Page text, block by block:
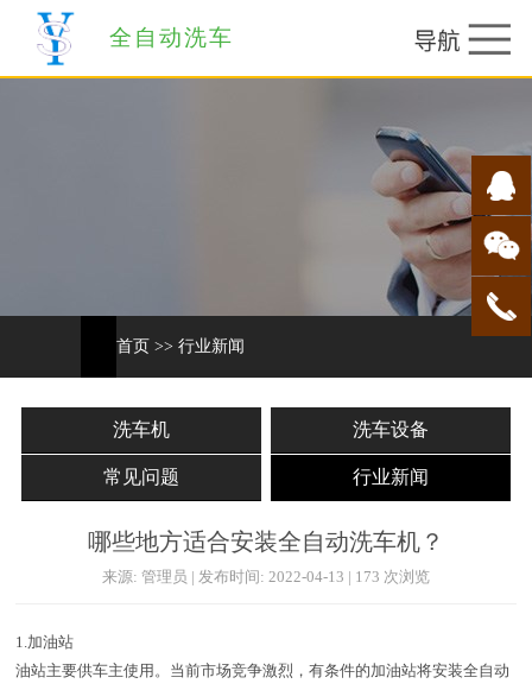
全自动洗车
首页 >> 行业新闻
洗车机 洗车设备
常见问题 行业新闻
哪些地方适合安装全自动洗车机？
来源: 管理员 | 发布时间: 2022-04-13 | 173 次浏览
1.加油站
油站主要供车主使用。当前市场竞争激烈，有条件的加油站将安装全自动